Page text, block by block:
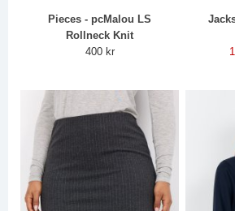
Pieces - pcMalou LS
Rollneck Knit
400 kr